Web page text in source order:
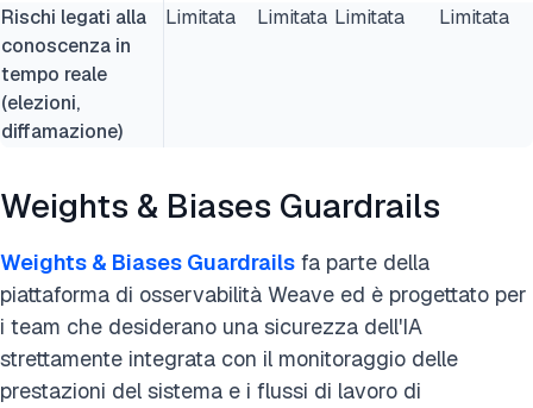
Rischi legati alla
conoscenza in
tempo reale
(elezioni,
diffamazione)
Limitata Limitata Limitata Limitata
Weights & Biases Guardrails
Weights & Biases Guardrails fa parte della
piattaforma di osservabilità Weave ed è progettato per
i team che desiderano una sicurezza dell'IA
strettamente integrata con il monitoraggio delle
prestazioni del sistema e i flussi di lavoro di